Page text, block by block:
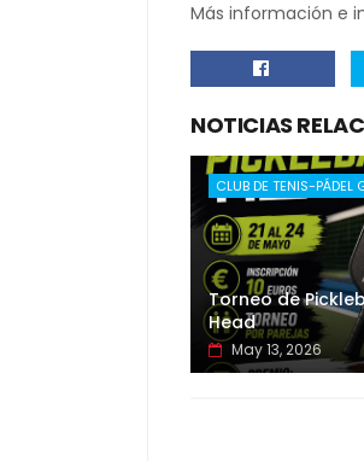
Más información e
NOTICIAS
CLUB DE TENIS-PÁDEL
Torneo de
Head
May 13, 2026